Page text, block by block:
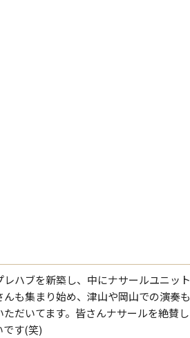
ハブを新築し、中にナサールユニット
も集まり始め、津山や岡山での演奏も
だいてます。皆さんナサールを絶賛し
です(笑)